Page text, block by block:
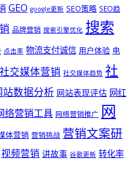
GEO google更新 SEO策略 SEO趋
品牌营销 搜索引擎优化 搜索
点击率 物流支付诚信 用户体验 电
社交媒体营销 社交媒体趋势 社
站数据分析 网站表现评估 网红
络营销工具 网络营销推广 网
体营销 营销挑战 营销文案研
视频营销 讲故事 谷歌更新 转化率